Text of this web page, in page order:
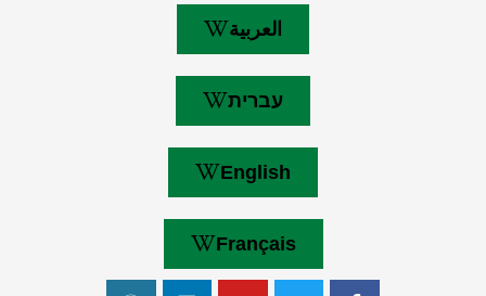
العربية
עברית
English
Français